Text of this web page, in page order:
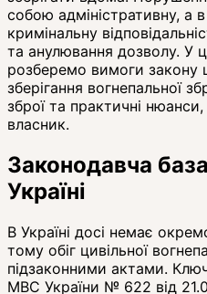
собою адміністративну, а
кримінальну
та анулювання дозволу. У
розберемо вимоги закону
зберігання вогнепальної
зброї та практичні
власник.
Законодавча
Україні
В Україні досі немає
тому обіг цивільної
підзаконними актами.
МВС України № 622 від